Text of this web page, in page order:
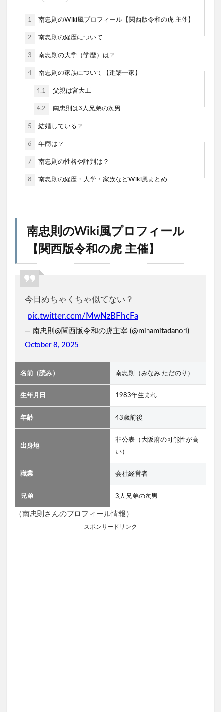
1 南忠則のWiki風プロフィール【関西版令和の虎 主催】
2 南忠則の経歴について
3 南忠則の大学（学歴）は？
4 南忠則の家族について【建築一家】
4.1 父親は宮大工
4.2 南忠則は3人兄弟の次男
5 結婚している？
6 年商は？
7 南忠則の性格や評判は？
8 南忠則の経歴・大学・家族などWiki風まとめ
南忠則のWiki風プロフィール
【関西版令和の虎 主催】
今日めちゃくちゃ似てない？
pic.twitter.com/MwNzBFhcFa
— 南忠則@関西版令和の虎主宰 (@minamitadanori)
October 8, 2025
名前（読み） 南忠則（みなみ ただのり）
生年月日 1983年生まれ
年齢 43歳前後
出身地
非公表（大阪府の可能性が高
い）
職業 会社経営者
兄弟 3人兄弟の次男
（南忠則さんのプロフィール情報）
スポンサードリンク